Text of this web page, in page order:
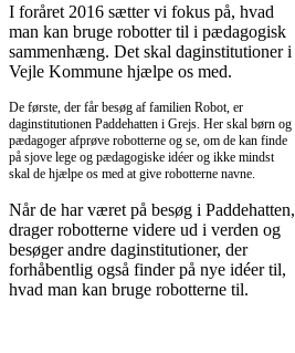
I foråret 2016 sætter vi fokus på, hvad
man kan bruge robotter til i pædagogisk
sammenhæng. Det skal daginstitutioner i
Vejle Kommune hjælpe os med.
De første, der får besøg af familien Robot, er
daginstitutionen Paddehatten i Grejs. Her skal børn og
pædagoger afprøve robotterne og se, om de kan finde
på sjove lege og pædagogiske idéer og ikke mindst
skal de hjælpe os med at give robotterne navne.
Når de har været på besøg i Paddehatten,
drager robotterne videre ud i verden og
besøger andre daginstitutioner, der
forhåbentlig også finder på nye idéer til,
hvad man kan bruge robotterne til.